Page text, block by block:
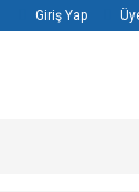
Giriş Yap